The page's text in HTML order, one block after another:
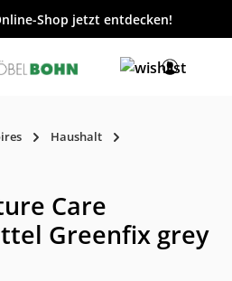
Shop jetzt entdecken!
Haushalt
Care
Greenfix grey